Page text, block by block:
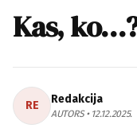
Kas,
RE Redakcija
AUTORS • 12.12.2025.